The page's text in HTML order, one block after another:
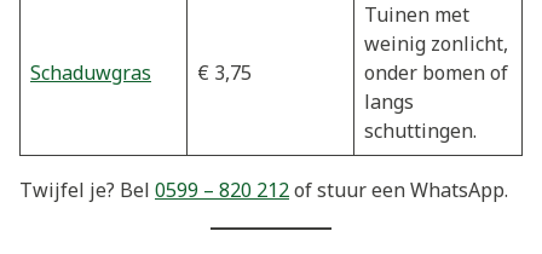
Schaduwgras € 3,75
Tuinen met
weinig zonlicht,
onder bomen of
langs
schuttingen.
Twijfel je? Bel 0599 – 820 212of stuur een WhatsApp.